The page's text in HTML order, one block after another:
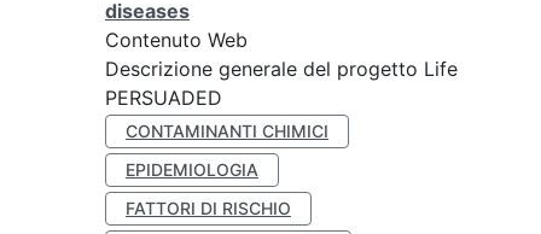
diseases
Contenuto Web
Descrizione generale del progetto Life
PERSUADED
CONTAMINANTI CHIMICI
EPIDEMIOLOGIA
FATTORI DI RISCHIO